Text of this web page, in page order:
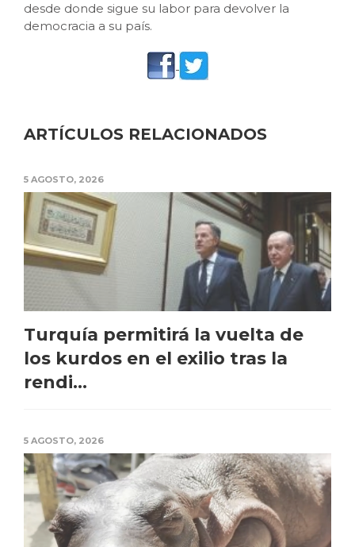
desde donde sigue su labor para devolver la
democracia a su país.
ARTÍCULOS RELACIONADOS
5 AGOSTO, 2026
Turquía permitirá la vuelta de
los kurdos en el exilio tras la
rendi...
5 AGOSTO, 2026